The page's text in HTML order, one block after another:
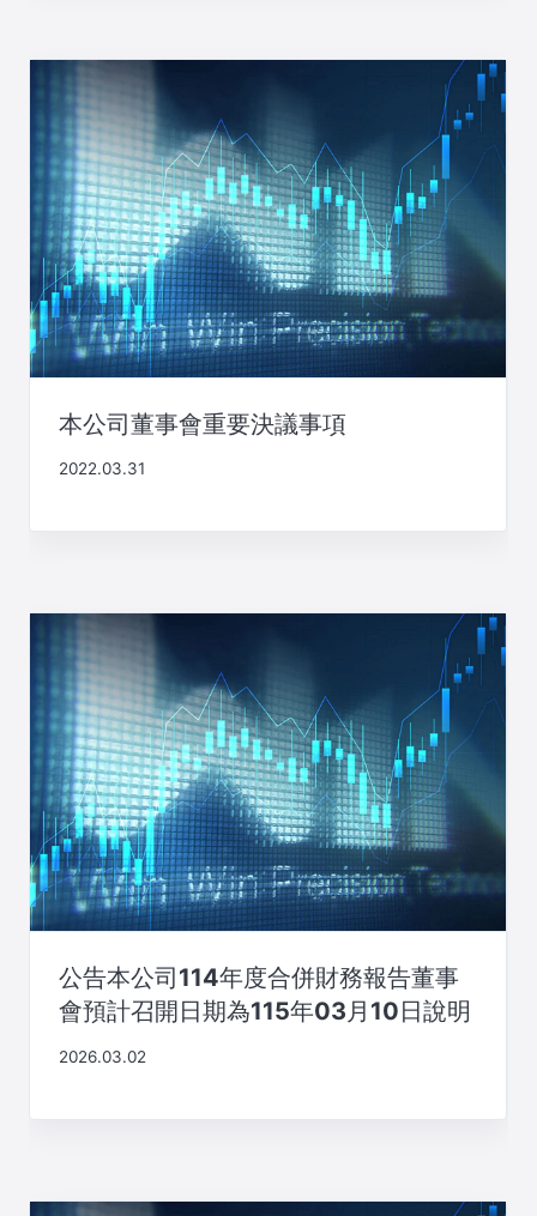
本公司董事會重要決議事項
2022.03.31
公告本公司114年度合併財務報告董事
會預計召開日期為115年03月10日說明
2026.03.02